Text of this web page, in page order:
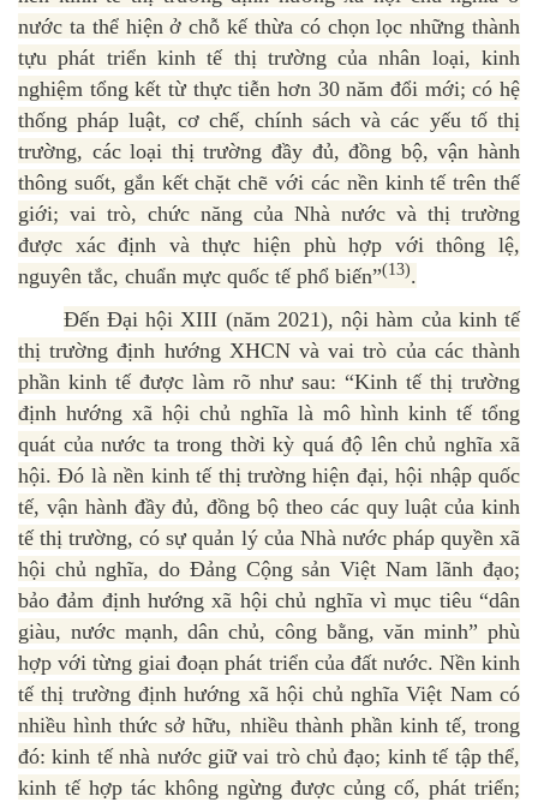
nước ta thể hiện ở chỗ kế thừa có chọn lọc những thành
tựu phát triển kinh tế thị trường của nhân loại, kinh
nghiệm tổng kết từ thực tiễn hơn 30 năm đổi mới; có hệ
thống pháp luật, cơ chế, chính sách và các yếu tố thị
trường, các loại thị trường đầy đủ, đồng bộ, vận hành
thông suốt, gắn kết chặt chẽ với các nền kinh tế trên thế
giới; vai trò, chức năng của Nhà nước và thị trường
được xác định và thực hiện phù hợp với thông lệ,
nguyên tắc, chuẩn mực quốc tế phổ biến”(13).
Đến Đại hội XIII (năm 2021), nội hàm của kinh tế
thị trường định hướng XHCN và vai trò của các thành
phần kinh tế được làm rõ như sau: “Kinh tế thị trường
định hướng xã hội chủ nghĩa là mô hình kinh tế tổng
quát của nước ta trong thời kỳ quá độ lên chủ nghĩa xã
hội. Đó là nền kinh tế thị trường hiện đại, hội nhập quốc
tế, vận hành đầy đủ, đồng bộ theo các quy luật của kinh
tế thị trường, có sự quản lý của Nhà nước pháp quyền xã
hội chủ nghĩa, do Đảng Cộng sản Việt Nam lãnh đạo;
bảo đảm định hướng xã hội chủ nghĩa vì mục tiêu “dân
giàu, nước mạnh, dân chủ, công bằng, văn minh” phù
hợp với từng giai đoạn phát triển của đất nước. Nền kinh
tế thị trường định hướng xã hội chủ nghĩa Việt Nam có
nhiều hình thức sở hữu, nhiều thành phần kinh tế, trong
đó: kinh tế nhà nước giữ vai trò chủ đạo; kinh tế tập thể,
kinh tế hợp tác không ngừng được củng cố, phát triển;